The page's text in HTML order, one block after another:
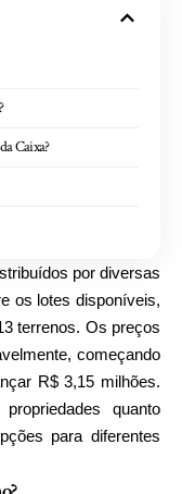
Caixa?
por diversas
os lotes disponíveis,
terrenos. Os preços
começando
R$ 3,15 milhões.
quanto
para diferentes